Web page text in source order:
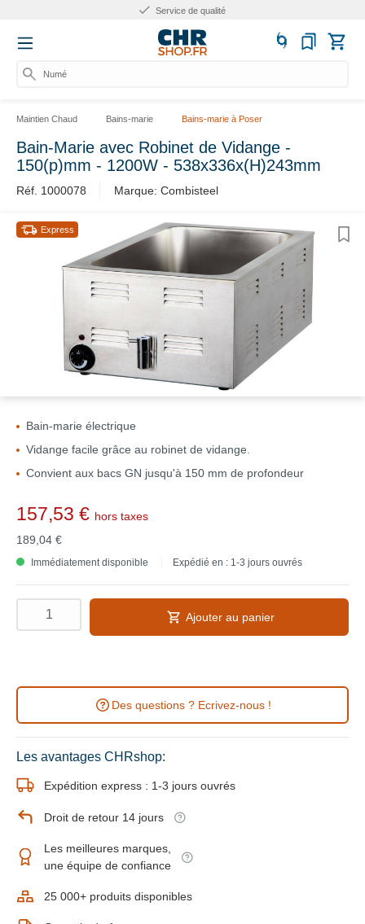
Service de qualité
Numéro
Maintien Chaud Bains-marie Bains-marie à Poser
Bain-Marie avec Robinet de Vidange -
150(p)mm - 1200W - 538x336x(H)243mm
Réf. 1000078 Marque: Combisteel
Express
Bain-marie électrique
Vidange facile grâce au robinet de vidange.
Convient aux bacs GN jusqu'à 150 mm de profondeur
157,53 € hors taxes
189,04 €
Immédiatement disponible Expédié en : 1-3 jours ouvrés
Ajouter au panier
Des questions ? Ecrivez-nous !
Les avantages CHRshop:
Expédition express : 1-3 jours ouvrés
Droit de retour 14 jours
Les meilleures marques,
une équipe de confiance
25 000+ produits disponibles